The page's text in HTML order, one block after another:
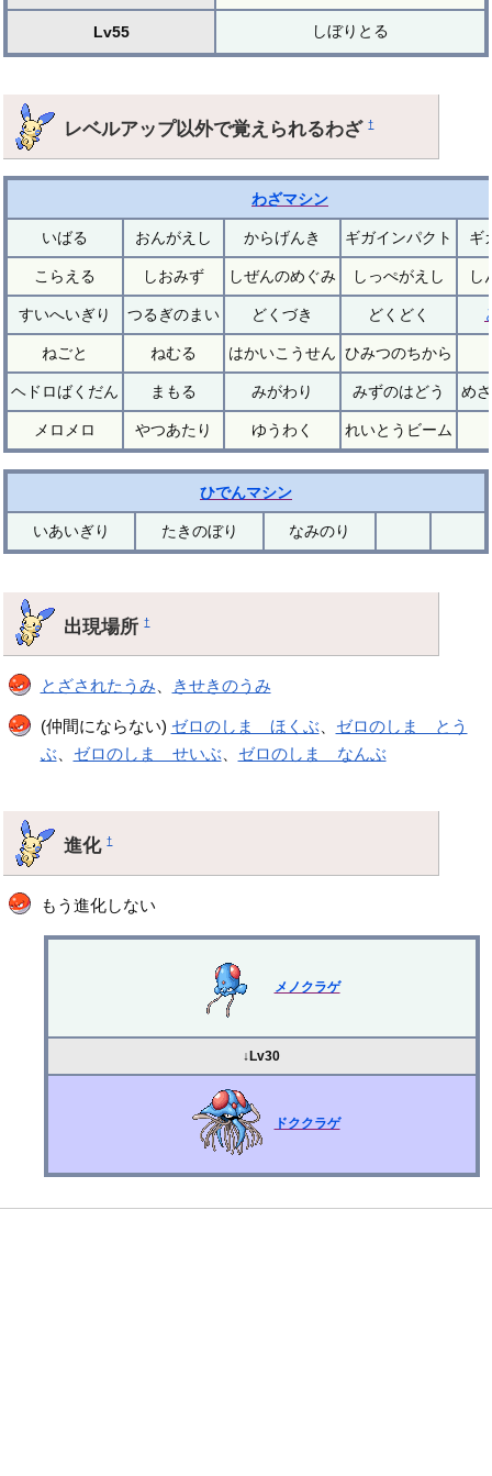
Lv55 しぼりとる
レベルアップ以外で覚えられるわざ†
わざマシン
いばる おんがえし からげんき ギガインパクト ギ
こらえる しおみず しぜんのめぐみ しっぺがえし し
すいへいぎり つるぎのまい どくづき どくどく
ねごと ねむる はかいこうせん ひみつのちから
ヘドロばくだん まもる みがわり みずのはどう め
メロメロ やつあたり ゆうわく れいとうビーム
ひでんマシン
いあいぎり たきのぼり なみのり
出現場所†
とざされたうみ きせきのうみ
(仲間にならない) ゼロのしま ほくぶ
ゼロのしま とう
ぶ
ゼロのしま せいぶ ゼロのしま なんぶ
進化†
もう進化しない
メノクラゲ
↓Lv30
ドククラゲ